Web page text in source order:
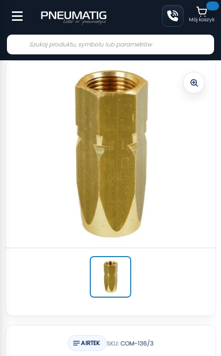
Mój koszyk
AIRTEK SKU:COM-136/3